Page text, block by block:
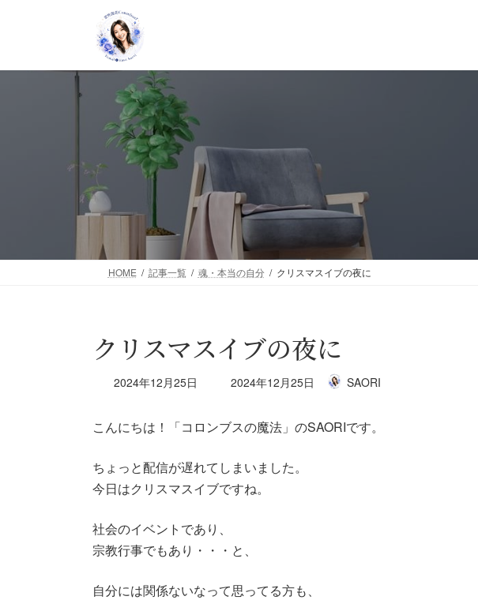
HOME 記事一覧 魂・本当の自分 クリスマスイブの夜に
クリスマスイブの夜に
2024年12月25日
最
新
時
2024年12月25日 SAORI
こんにちは！「コロンブスの魔法」のSAORIです。
ちょっと配信が遅れてしまいました。
今日はクリスマスイブですね。
社会のイベントであり、
宗教行事でもあり・・・と、
自分には関係ないなって思ってる方も、